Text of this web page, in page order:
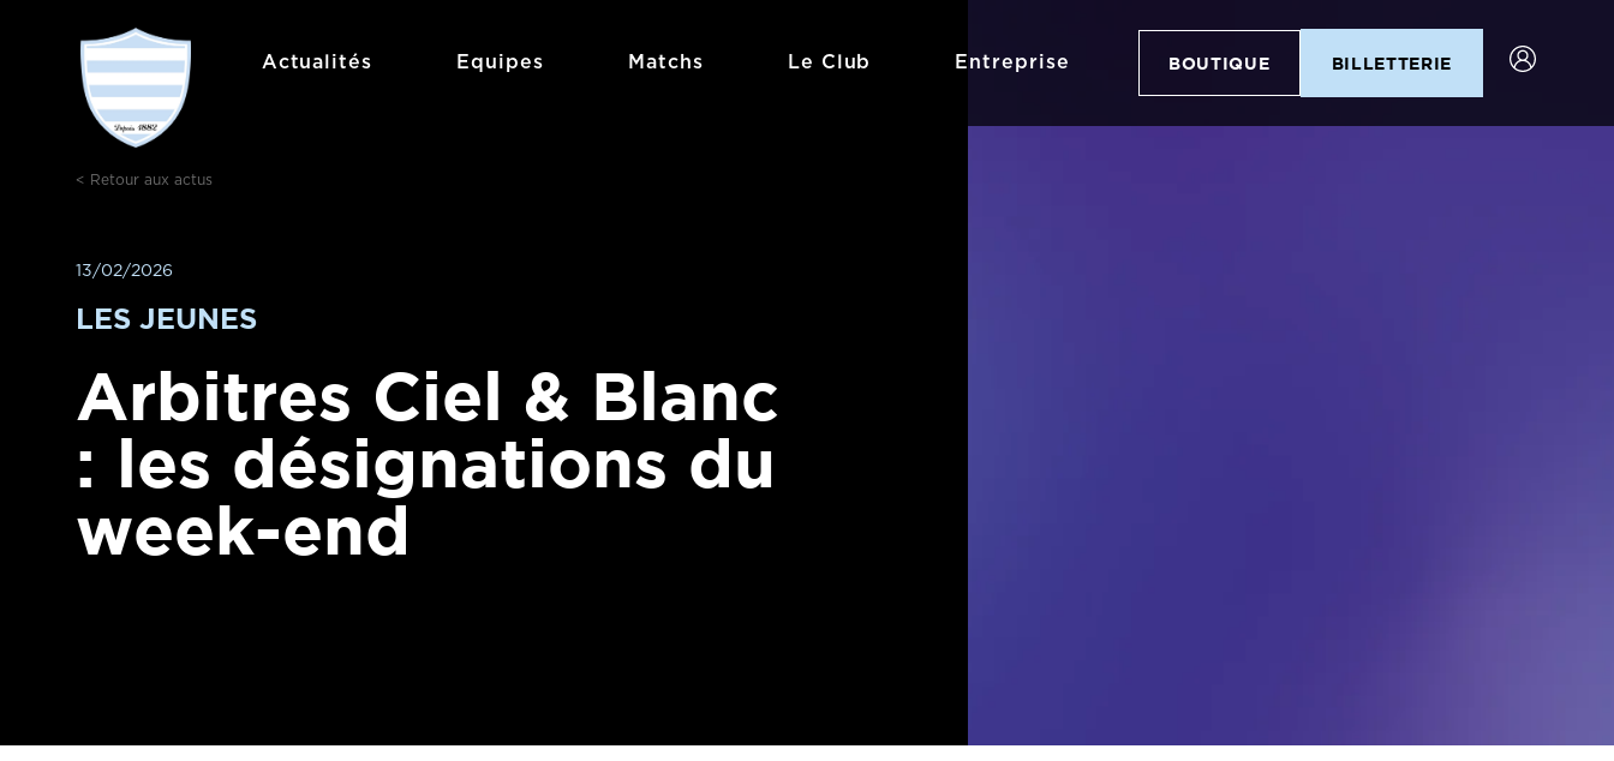
Actualités Equipes Matchs Le Club Entreprise BOUTIQUE BILLETTERIE
< Retour aux actus
13/02/2026
LES JEUNES
Arbitres Ciel & Blanc
: les désignations du
week-end